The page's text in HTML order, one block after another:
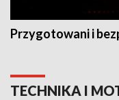
Przygotowani i
TECHNIKA I